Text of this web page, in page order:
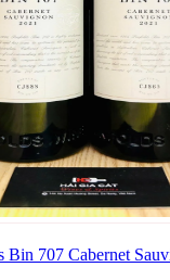
Bin 707 Cabernet